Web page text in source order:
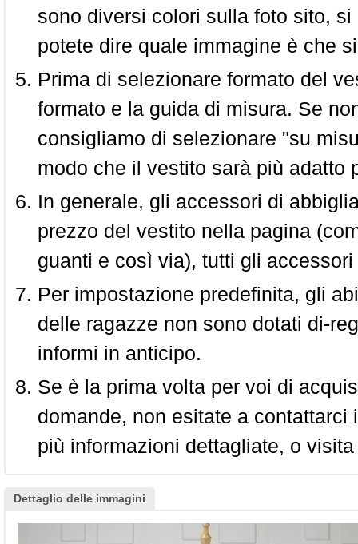
sono diversi colori sulla foto sito,
potete dire quale immagine è che
Prima di selezionare formato del
formato e la guida di misura. Se
consigliamo di selezionare "su
modo che il vestito sarà più adatto
In generale, gli accessori di
prezzo del vestito nella pagina
guanti e così via), tutti gli
Per impostazione predefinita, gli
delle ragazze non sono dotati di-
informi in anticipo.
Se è la prima volta per voi di
domande, non esitate a
più informazioni dettagliate, o
Dettaglio delle immagini